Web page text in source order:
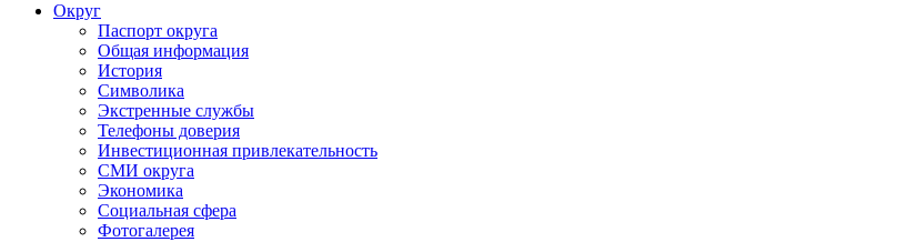
Округ
Паспорт округа
Общая информация
История
Символика
Экстренные службы
Телефоны доверия
Инвестиционная привлекательность
СМИ округа
Экономика
Социальная сфера
Фотогалерея